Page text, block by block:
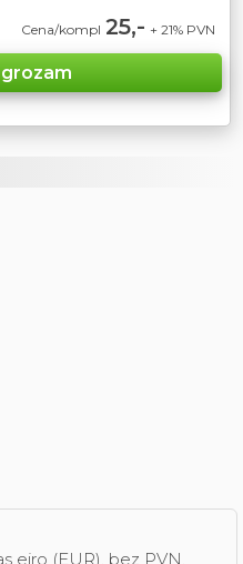
Cena/kompl 25,- + 21% PVN
eiro (EUR), bez PVN.